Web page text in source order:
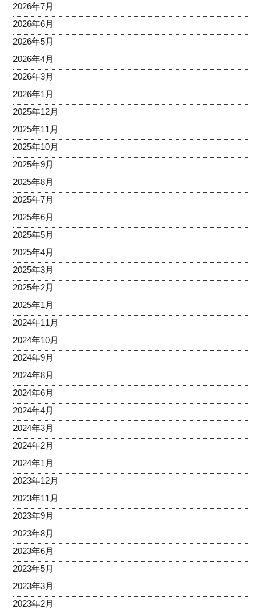
2026年7月
2026年6月
2026年5月
2026年4月
2026年3月
2026年1月
2025年12月
2025年11月
2025年10月
2025年9月
2025年8月
2025年7月
2025年6月
2025年5月
2025年4月
2025年3月
2025年2月
2025年1月
2024年11月
2024年10月
2024年9月
2024年8月
2024年6月
2024年4月
2024年3月
2024年2月
2024年1月
2023年12月
2023年11月
2023年9月
2023年8月
2023年6月
2023年5月
2023年3月
2023年2月